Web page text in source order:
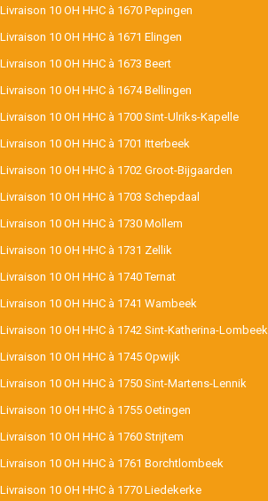
Livraison 10 OH HHC à 1670 Pepingen
Livraison 10 OH HHC à 1671 Elingen
Livraison 10 OH HHC à 1673 Beert
Livraison 10 OH HHC à 1674 Bellingen
Livraison 10 OH HHC à 1700 Sint-Ulriks-Kapelle
Livraison 10 OH HHC à 1701 Itterbeek
Livraison 10 OH HHC à 1702 Groot-Bijgaarden
Livraison 10 OH HHC à 1703 Schepdaal
Livraison 10 OH HHC à 1730 Mollem
Livraison 10 OH HHC à 1731 Zellik
Livraison 10 OH HHC à 1740 Ternat
Livraison 10 OH HHC à 1741 Wambeek
Livraison 10 OH HHC à 1742 Sint-Katherina-Lombeek
Livraison 10 OH HHC à 1745 Opwijk
Livraison 10 OH HHC à 1750 Sint-Martens-Lennik
Livraison 10 OH HHC à 1755 Oetingen
Livraison 10 OH HHC à 1760 Strijtem
Livraison 10 OH HHC à 1761 Borchtlombeek
Livraison 10 OH HHC à 1770 Liedekerke